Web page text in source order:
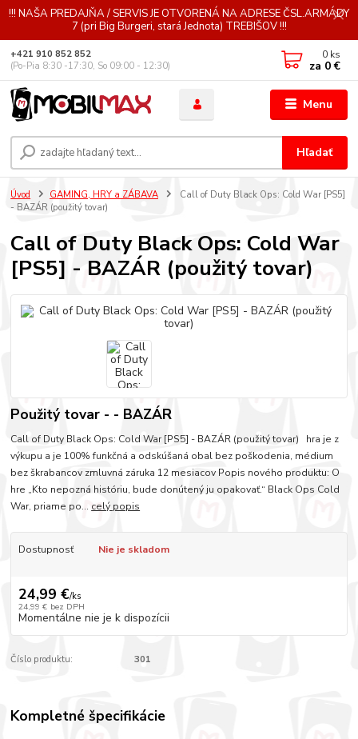
!!! NAŠA PREDAJŇA / SERVIS JE OTVORENÁ NA ADRESE ČSL.ARMÁDY
7 (pri Big Burgeri, stará Jednota) TREBIŠOV !!!
Menu
Hľadať
+421 910 852 852
(Po-Pia 8:30 -17:30, So 09:00 - 12:30)
0 ks
za 0 €
Úvod GAMING, HRY a ZÁBAVA
Call of Duty Black Ops: Cold War [PS5]
- BAZÁR (použitý tovar)
Call of Duty Black Ops: Cold War
[PS5] - BAZÁR (použitý tovar)
Použitý tovar - - BAZÁR
Call of Duty Black Ops: Cold War [PS5] - BAZÁR (použitý tovar) hra je z
výkupu a je 100% funkčná a odskúšaná obal bez poškodenia, médium
bez škrabancov zmluvná záruka 12 mesiacov Popis nového produktu: O
hre „Kto nepozná históriu, bude donútený ju opakovať.“ Black Ops Cold
War, priame po... celý popis
Dostupnosť Nie je skladom
24,99 €/ks
24,99 € bez DPH
Momentálne nie je k dispozícii
Číslo produktu: 301
Kompletné špecifikácie